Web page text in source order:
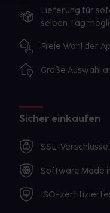
Lieferung für
selben Tag
Freie Wahl der
Große Auswahl
Sicher einkaufen
SSL-
Software Made
ISO-